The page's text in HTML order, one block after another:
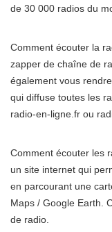
de 30 000 radios du
Comment écouter la
zapper de chaîne de
également vous
qui diffuse toutes les
radio-en-ligne.fr ou
Comment écouter les
un site internet qui
en parcourant une
Maps / Google Earth.
de radio.